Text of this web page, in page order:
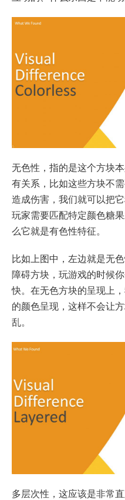
无色性，指的是这个方块
有关系，比如这些方块不
造成伤害，我们就可以把
玩家需要匹配特定颜色糖
么它就是有色性特征。
比如上图中，左边就是无
障碍方块，玩游戏的时候
快。在无色方块的呈现上
的颜色呈现，这样不会让
乱。
多层次性，这应该是非常